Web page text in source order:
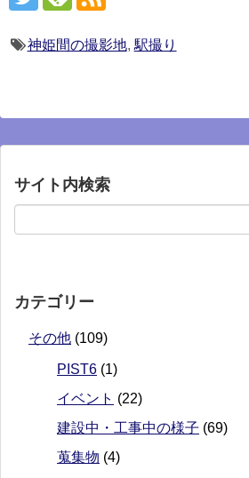
神姫間の撮影地, 駅撮り
サイト内検索
カテゴリー
その他 (109)
PIST6 (1)
イベント (22)
建設中・工事中の様子 (69)
蒐集物 (4)